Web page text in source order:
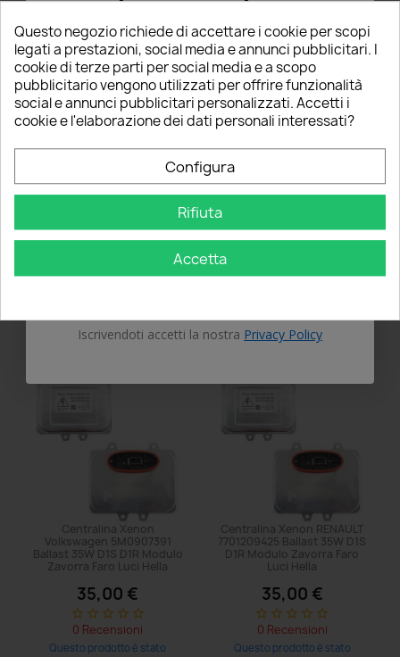
Centralina Xenon SEAT
5M0907391 Ballast 35W D1S
D1R Modulo Zavorra Faro
Luci Hella
starstarstarstarstar
Centralina Xenon SKODA
D1R Modulo Zavorra Faro
Luci Hella
star_borderstar_borderstar_borderstar_borderstar_border
Centralina Xenon
Volkswagen 5M0907391
Ballast 35W D1S D1R Modulo
Zavorra Faro Luci Hella
35,00 €
star_border star_border star_border star_border star_border
0 Recensioni
Questo prodotto è stato
Centralina Xenon RENAULT
7701209425 Ballast 35W D1S
D1R Modulo Zavorra Faro
Luci Hella
35,00 €
star_border star_border star_border star_border star_border
0 Recensioni
Questo prodotto è stato
Questo negozio richiede di accettare i cookie per scopi
legati a prestazioni, social media e annunci pubblicitari. I
cookie di terze parti per social media e a scopo
pubblicitario vengono utilizzati per offrire funzionalità
social e annunci pubblicitari personalizzati. Accetti i
cookie e l'elaborazione dei dati personali interessati?
Configura
Rifiuta
Accetta
5% PER TE!
Inserisci la tua email qui sotto per ricevere il
5% DI SCONTOsul tuo primo ordine!
Nome
OTTIENI IL 5%
Iscrivendoti accetti la nostra Privacy Policy